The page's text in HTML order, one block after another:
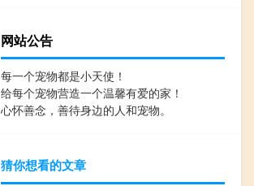
网站公告
每一个宠物都是小天使！
给每个宠物营造一个温馨有爱的家！
心怀善念，善待身边的人和宠物。
猜你想看的文章